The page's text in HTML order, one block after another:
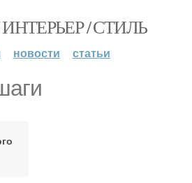
/ СТИЛЬ
новости статьи